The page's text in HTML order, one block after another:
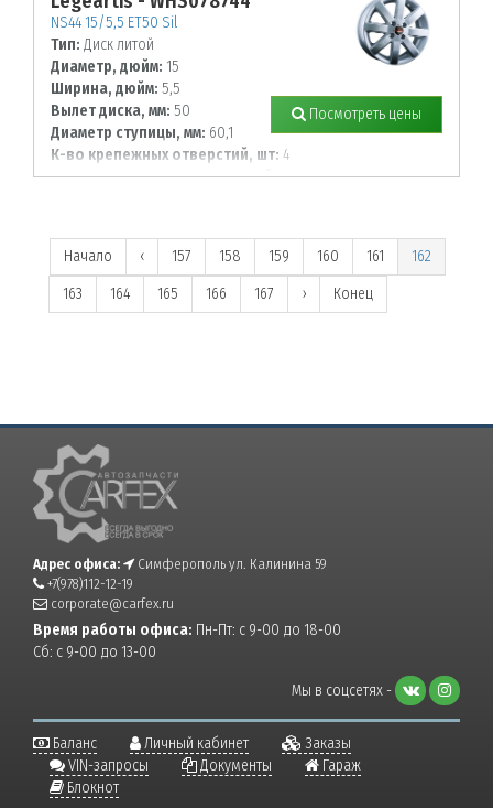
NS44 15/5,5 ET50 Sil
Тип: Диск литой
Диаметр, дюйм: 15
Ширина, дюйм: 5,5
Вылет диска, мм: 50
Диаметр ступицы, мм: 60,1
К-во крепежных отверстий, шт: 4
Диаметр располож. отверстий, мм:
Посмотреть цены
Начало ‹ 157 158 159 160 161
162
163
164 165 166 167 › Конец
Адрес офиса:
Симферополь ул. Калинина 59
+7(978)112-12-19
corporate@carfex.ru
Время работы офиса: Пн-Пт: с 9-00 до 18-00
Сб: с 9-00 до 13-00
Мы в соцсетях -
Баланс Личный кабинет
Заказы
VIN-запросы
Документы
Гараж
Блокнот